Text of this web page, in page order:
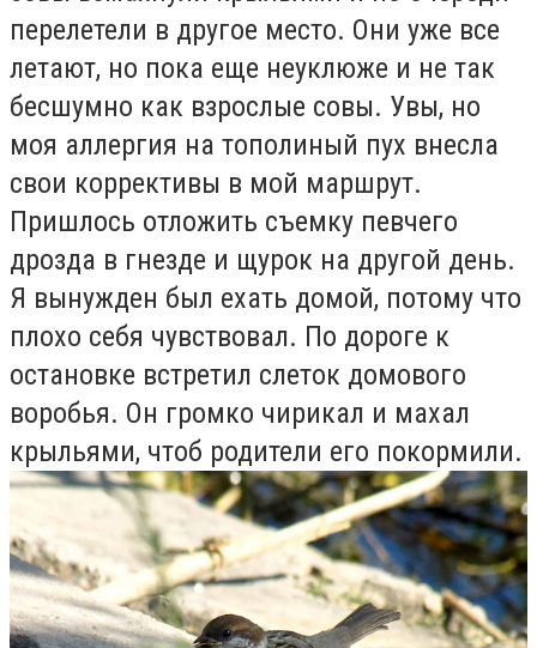
перелетели в другое место. Они уже все
летают, но пока еще неуклюже и не так
бесшумно как взрослые совы. Увы, но
моя аллергия на тополиный пух внесла
свои коррективы в мой маршрут.
Пришлось отложить съемку певчего
дрозда в гнезде и щурок на другой день.
Я вынужден был ехать домой, потому что
плохо себя чувствовал. По дороге к
остановке встретил слеток домового
воробья. Он громко чирикал и махал
крыльями, чтоб родители его покормили.